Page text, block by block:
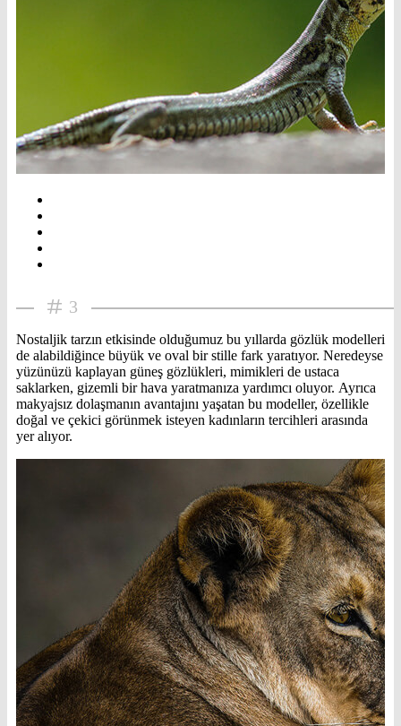
3
Nostaljik tarzın etkisinde olduğumuz bu yıllarda gözlük modelleri
de alabildiğince büyük ve oval bir stille fark yaratıyor. Neredeyse
yüzünüzü kaplayan güneş gözlükleri, mimikleri de ustaca
saklarken, gizemli bir hava yaratmanıza yardımcı oluyor. Ayrıca
makyajsız dolaşmanın avantajını yaşatan bu modeller, özellikle
doğal ve çekici görünmek isteyen kadınların tercihleri arasında
yer alıyor.